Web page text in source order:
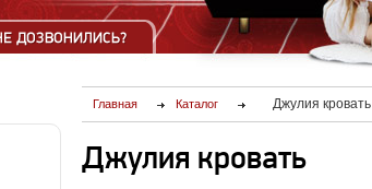
Главная Каталог Джулия кровать
Джулия кровать